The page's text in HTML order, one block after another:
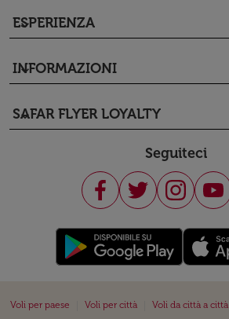
ESPERIENZA
keyboard_arrow_down
INFORMAZIONI
keyboard_arrow_down
SAFAR FLYER LOYALTY
keyboard_arrow_down
Seguiteci
Voli per paese Voli per città Voli da città a città